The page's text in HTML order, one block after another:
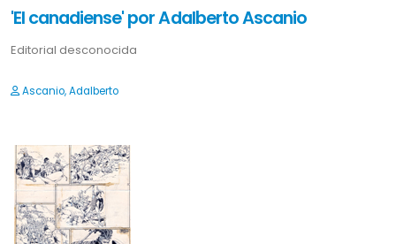
'El canadiense' por Adalberto Ascanio
Editorial desconocida
Ascanio, Adalberto